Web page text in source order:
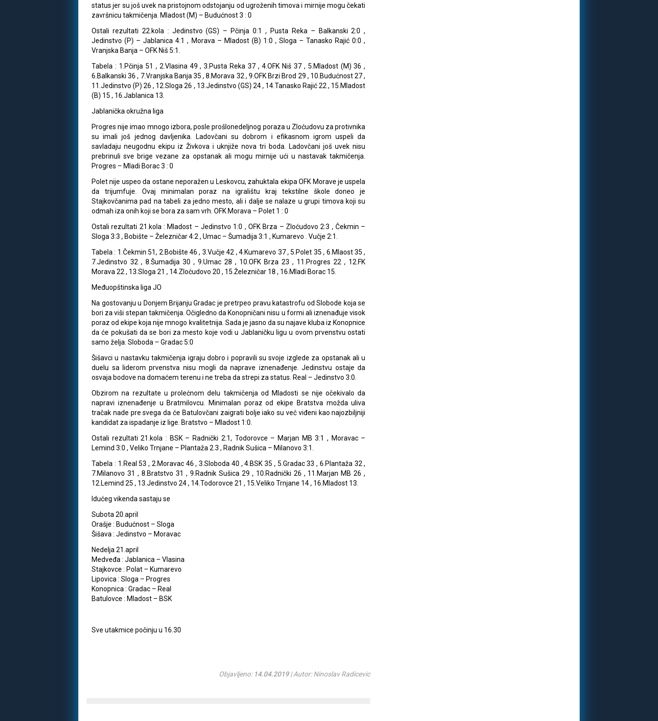
status jer su još uvek na pristojnom odstojanju od ugroženih timova i mirnije mogu čekati
završnicu takmičenja. Mladost (M) – Budućnost 3 : 0
Ostali rezultati 22.kola : Jedinstvo (GS) – Pčinja 0:1 , Pusta Reka – Balkanski 2:0 ,
Jedinstvo (P) – Jablanica 4:1 , Morava – Mladost (B) 1:0 , Sloga – Tanasko Rajić 0:0 ,
Vranjska Banja – OFK Niš 5:1.
Tabela : 1.Pčinja 51 , 2.Vlasina 49 , 3.Pusta Reka 37 , 4.OFK Niš 37 , 5.Mladost (M) 36 ,
6.Balkanski 36 , 7.Vranjska Banja 35 , 8.Morava 32 , 9.OFK Brzi Brod 29 , 10.Budućnost 27 ,
11.Jedinstvo (P) 26 , 12.Sloga 26 , 13.Jedinstvo (GS) 24 , 14.Tanasko Rajić 22 , 15.Mladost
(B) 15 , 16.Jablanica 13.
Jablanička okružna liga
Progres nije imao mnogo izbora, posle prošlonedeljnog poraza u Zloćudovu za protivnika
su imali još jednog davljenika. Ladovčani su dobrom i efikasnom igrom uspeli da
savladaju neugodnu ekipu iz Živkova i uknjiže nova tri boda. Ladovčani još uvek nisu
prebrinuli sve brige vezane za opstanak ali mogu mirnije ući u nastavak takmičenja.
Progres – Mladi Borac 3 : 0
Polet nije uspeo da ostane neporažen u Leskovcu, zahuktala ekipa OFK Morave je uspela
da trijumfuje. Ovaj minimalan poraz na igralištu kraj tekstilne škole doneo je
Stajkovčanima pad na tabeli za jedno mesto, ali i dalje se nalaze u grupi timova koji su
odmah iza onih koji se bora za sam vrh. OFK Morava – Polet 1 : 0
Ostali rezultati 21.kola : Mladost – Jedinstvo 1:0 , OFK Brza – Zloćudovo 2:3 , Čekmin –
Sloga 3:3 , Bobište – Železničar 4:2 , Umac – Šumadija 3:1 , Kumarevo . Vučje 2:1.
Tabela : 1.Čekmin 51, 2.Bobište 46 , 3.Vučje 42 , 4.Kumarevo 37 , 5.Polet 35 , 6.Mlaost 35 ,
7.Jedinstvo 32 , 8.Šumadija 30 , 9.Umac 28 , 10.OFK Brza 23 , 11.Progres 22 , 12.FK
Morava 22 , 13.Sloga 21 , 14.Zloćudovo 20 , 15.Železničar 18 , 16.Mladi Borac 15.
Međuopštinska liga JO
Na gostovanju u Donjem Brijanju Gradac je pretrpeo pravu katastrofu od Slobode koja se
bori za viši stepan takmičenja. Očigledno da Konopničani nisu u formi ali iznenađuje visok
poraz od ekipe koja nije mnogo kvalitetnija. Sada je jasno da su najave kluba iz Konopnice
da će pokušati da se bori za mesto koje vodi u Jablaničku ligu u ovom prvenstvu ostati
samo želja. Sloboda – Gradac 5:0
Šišavci u nastavku takmičenja igraju dobro i popravili su svoje izglede za opstanak ali u
duelu sa liderom prvenstva nisu mogli da naprave iznenađenje. Jedinstvu ostaje da
osvaja bodove na domaćem terenu i ne treba da strepi za status. Real – Jedinstvo 3:0.
Obzirom na rezultate u prolećnom delu takmičenja od Mladosti se nije očekivalo da
napravi iznenađenje u Bratmilovcu. Minimalan poraz od ekipe Bratstva možda uliva
tračak nade pre svega da će Batulovčani zaigrati bolje iako su već viđeni kao najozbiljniji
kandidat za ispadanje iz lige. Bratstvo – Mladost 1:0.
Ostali rezultati 21.kola : BSK – Radnički 2:1, Todorovce – Marjan MB 3:1 , Moravac –
Lemind 3:0 , Veliko Trnjane – Plantaža 2.3 , Radnik Sušica – Milanovo 3:1.
Tabela : 1.Real 53 , 2.Moravac 46 , 3.Sloboda 40 , 4.BSK 35 , 5.Gradac 33 , 6.Plantaža 32 ,
7.Milanovo 31 , 8.Bratstvo 31 , 9.Radnik Sušica 29 , 10.Radnički 26 , 11.Marjan MB 26 ,
12.Lemind 25 , 13.Jedinstvo 24 , 14.Todorovce 21 , 15.Veliko Trnjane 14 , 16.Mladost 13.
Idućeg vikenda sastaju se
Subota 20.april
Orašje : Budućnost – Sloga
Šišava : Jedinstvo – Moravac
Nedelja 21.april
Medveđa : Jablanica – Vlasina
Stajkovce : Polat – Kumarevo
Lipovica : Sloga – Progres
Konopnica : Gradac – Real
Batulovce : Mladost – BSK
Sve utakmice počinju u 16.30
Objavljeno: 14.04.2019| Autor: Ninoslav Radicevic